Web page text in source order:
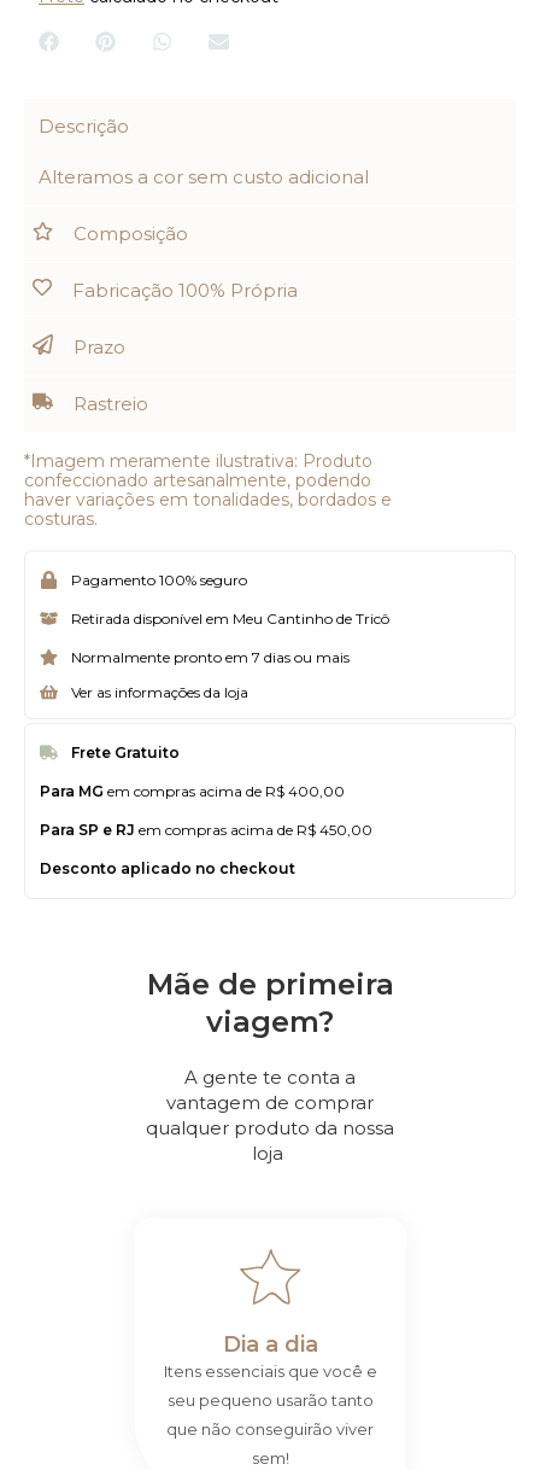
Descrição
Alteramos a cor sem custo adicional
Composição
Fabricação 100% Própria
Prazo
Rastreio
*Imagem meramente ilustrativa: Produto
confeccionado artesanalmente, podendo
haver variações em tonalidades, bordados e
costuras.
Pagamento 100% seguro
Retirada disponível em Meu Cantinho de Tricô
Normalmente pronto em 7 dias ou mais
Ver as informações da loja
Frete Gratuito
Para MG em compras acima de R$ 400,00
Para SP e RJ em compras acima de R$ 450,00
Desconto aplicado no checkout
Mãe de primeira
viagem?
A gente te conta a
vantagem de comprar
qualquer produto da nossa
loja
Dia a dia
Itens essenciais que você e
seu pequeno usarão tanto
que não conseguirão viver
sem!